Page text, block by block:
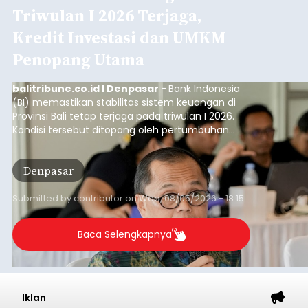
Triwulan I 2026 Terjaga,
Kredit Investasi dan UMKM
Penopang Utama
balitribune.co.id I Denpasar - Bank Indonesia
(BI) memastikan stabilitas sistem keuangan di
Provinsi Bali tetap terjaga pada triwulan I 2026.
Kondisi tersebut ditopang oleh pertumbuhan
penyaluran kredit yang masih positif, terutama
pada sektor-sektor utama penggerak ekonomi
daerah, dengan risiko kredit yang tetap
terkendali.
Denpasar
Submitted bycontributoronWed, 08/05/2026 - 18:15
Baca Selengkapnya
Iklan